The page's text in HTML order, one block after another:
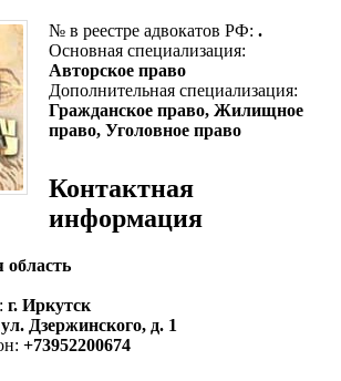
№ в реестре адвокатов РФ: .
Основная специализация:
Авторское право
Дополнительная специализация:
Гражданское право, Жилищное
право, Уголовное право
Контактная
информация
область
г. Иркутск
Дзержинского, д. 1
+73952200674